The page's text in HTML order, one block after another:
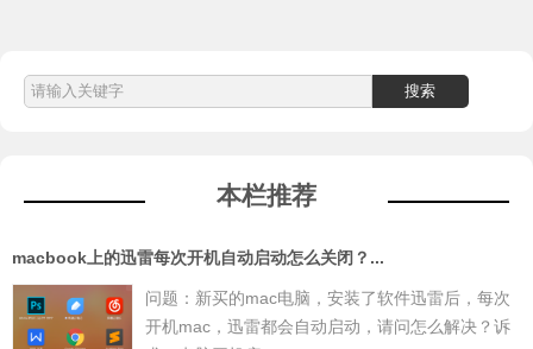
本栏推荐
macbook上的迅雷每次开机自动启动怎么关闭？...
问题：新买的mac电脑，安装了软件迅雷后，每次
开机mac，迅雷都会自动启动，请问怎么解决？诉